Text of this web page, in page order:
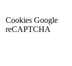
Cookies Google
reCAPTCHA